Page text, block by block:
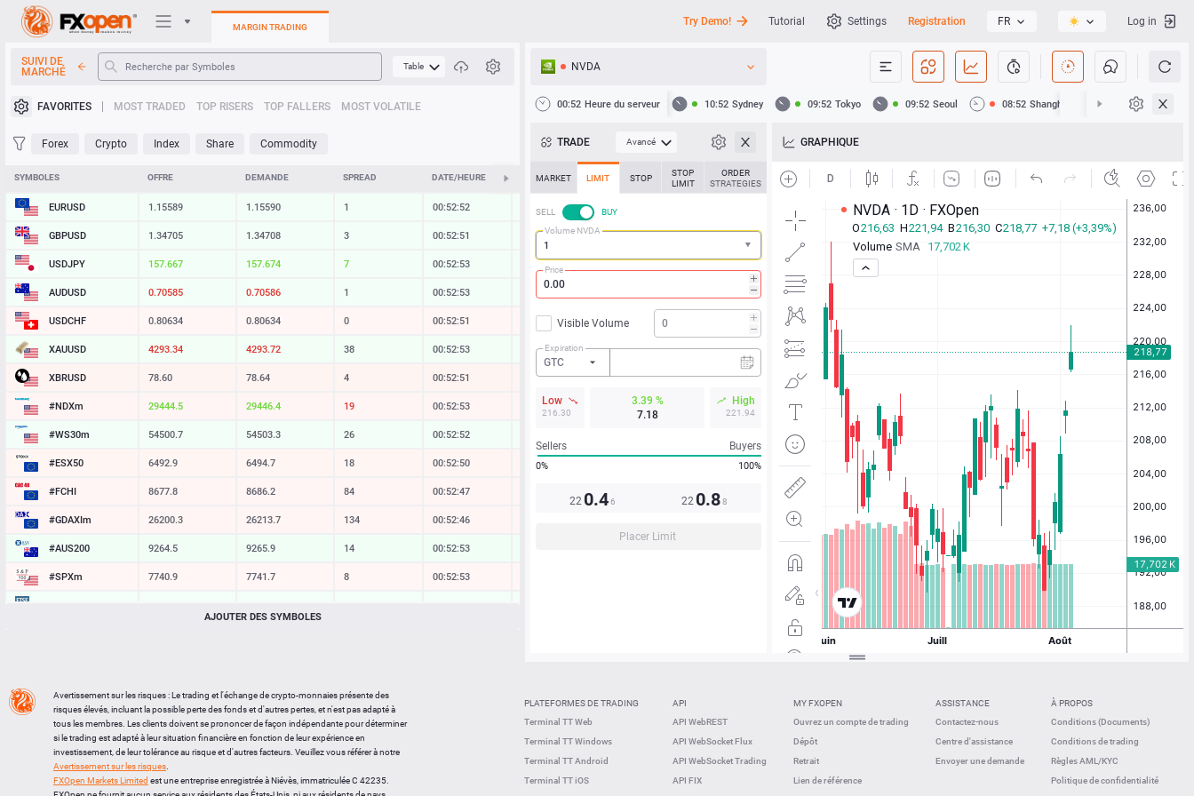
Plateformes de trading
Heatmap
MARGIN TRADING Try Demo! Tutorial Settings Registration FR Log in
SUIVI DE
MARCHÉ
Table
FAVORITES MOST TRADED TOP RISERS TOP FALLERS MOST VOLATILE
Forex Crypto Index Share Commodity
SYMBOLES OFFRE DEMANDE SPREAD DATE/HEURE ÉVOLUTION
EURUSD 1.15589 1.15590 1 00:52:53 0.02 %
GBPUSD 1.34701 1.34704 3 00:52:54 0.01 %
USDJPY 157.668 157.676 8 00:52:53 0.04 %
AUDUSD 0.70585 0.70586 1 00:52:54 0.02 %
USDCHF 0.80634 0.80634 0 00:52:53
XAUUSD 4293.28 4293.67 39 00:52:54 0.36 %
XBRUSD 78.60 78.64 4 00:52:54 -0.38 %
#NDXm 29444.7 29446.7 20 00:52:54 -0.13 %
#WS30m 54500.7 54503.3 26 00:52:52
#ESX50 6492.9 6494.7 18 00:52:50 -0.09 %
#FCHI 8677.8 8686.2 84 00:52:47
#GDAXIm 26200.3 26213.7 134 00:52:46
#AUS200 9264.5 9265.9 14 00:52:53
#SPXm 7740.9 7741.7 8 00:52:53
LTCUSD 45.247 45.343 96
XRPUSD 1.06085 1.06245 0.04 %
ETHUSD 1907.924 1908.456 532 0.05 %
AJOUTER DES SYMBOLES
NVDA
00:52 Heure du serveur 10:52 Sydney 09:52 Tokyo 09:52 Seoul 08:52 Shanghai 08:52 Hong Kong
TRADE Avancé
MARKET LIMIT STOP
STOP
LIMIT
ORDER
STRATEGIES
SELL
BUY
Volume NVDA
Price
Visible Volume
Expiration
GTC
Low
216.30
3.39 %
7.18
High
221.94
Sellers Buyers
0% 100%
22 0.46 22 0.88
Placer Limit
GRAPHIQUE
PLATEFORMES DE TRADING
Terminal TT Web
Terminal TT Windows
Terminal TT Android
Terminal TT iOS
API
API WebREST
API WebSocket Flux
API WebSocket Trading
API FIX
MY FXOPEN
Ouvrez un compte de trading
Dépôt
Retrait
Lien de référence
ASSISTANCE
Contactez-nous
Centre d'assistance
Envoyer une demande
À PROPOS
Conditions (Documents)
Conditions de trading
Règles AML/KYC
Politique de confidentialité
Avertissement sur les risques : Le trading et l'échange de crypto-monnaies présente des
risques élevés, incluant la possible perte des fonds et d'autres pertes, et n'est pas adapté à
tous les membres. Les clients doivent se prononcer de façon indépendante pour déterminer
si le trading est adapté à leur situation financière en fonction de leur expérience en
investissement, de leur tolérance au risque et d'autres facteurs. Veuillez vous référer à notre
Avertissement sur les risques
FXOpen Markets Limited est une entreprise enregistrée à Niévès, immatriculée C 42235.